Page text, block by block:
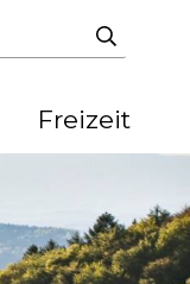
Suche
Freizeit